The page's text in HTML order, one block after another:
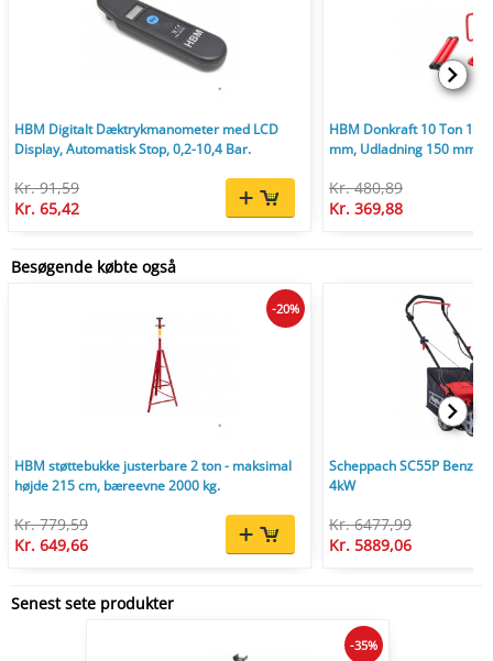
HBM Digitalt Dæktrykmanometer med LCD
Display, Automatisk Stop, 0,2-10,4 Bar.
Kr. 91,59
Kr. 65,42
HBM Donkraft 10 Ton
mm, Udladning 150 mm,
Kr. 480,89
Kr. 369,88
Besøgende købte også
HBM støttebukke justerbare 2 ton - maksimal
højde 215 cm, bæreevne 2000 kg.
Kr. 779,59
Kr. 649,66
-20%
Scheppach SC55P
4kW
Kr. 6477,99
Kr. 5889,06
Senest sete produkter
-35%